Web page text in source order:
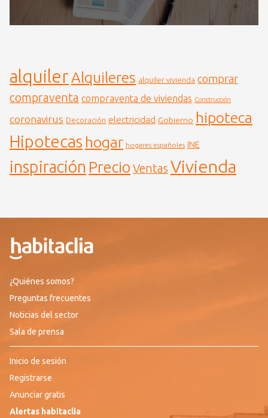
alquilerAlquileres alquiler vivienda comprar
compraventa compraventa de viviendas Construcción
coronavirus Decoración electricidad Gobierno hipoteca
Hipotecas hogar hogares españoles INE
inspiración Precio Ventas Vivienda
¿Quiénes somos?
Preguntas frecuentes
Noticias del sector
Sala de prensa
Inicio de sesión
Registrarse
Anunciar gratis
Alertas habitaclia